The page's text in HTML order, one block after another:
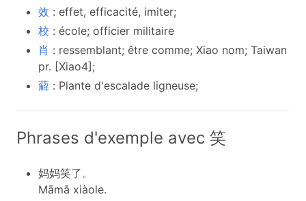
效 : effet, efficacité, imiter;
校 : école; officier militaire
肖 : ressemblant; être comme; Xiao nom; Taiwan
pr. [Xiao4];
薢 : Plante d'escalade ligneuse;
Phrases d'exemple avec 笑
妈妈笑了。
Māmā xiàole.